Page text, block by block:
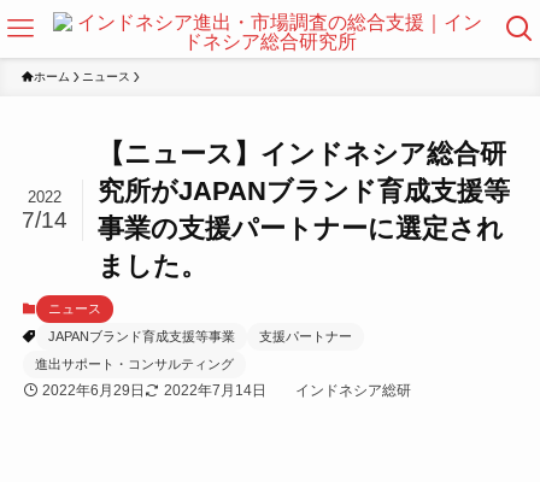
ホーム ニュース
【ニュース】インドネシア総合研
究所がJAPANブランド育成支援等
事業の支援パートナーに選定され
ました。
2022
7/14
ニュース
JAPANブランド育成支援等事業
支援パートナー
進出サポート・コンサルティング
2022年6月29日 2022年7月14日 インドネシア総研